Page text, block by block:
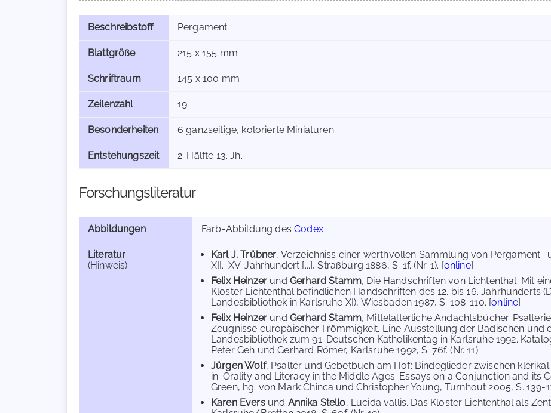
Beschreibstoff Pergament
Blattgröße 215 x 155 mm
Schriftraum 145 x 100 mm
Zeilenzahl 19
Besonderheiten 6 ganzseitige, kolorierte Miniaturen
Entstehungszeit 2. Hälfte 13. Jh.
Forschungsliteratur
Abbildungen Farb-Abbildung desCodex
Literatur
(Hinweis)
Karl J. Trübner, Verzeichniss einer werthvollen Sammlung von Pergament-
XII.-XV. Jahrhundert [...], Straßburg 1886, S. 1f. (Nr. 1). [online]
Felix Heinzer und Gerhard Stamm, Die Handschriften von Lichtenthal. Mit
Kloster Lichtenthal befindlichen Handschriften des 12. bis 16. Jahrhunderts
Landesbibliothek in Karlsruhe XI), Wiesbaden 1987, S. 108-110. [online]
Felix Heinzer und Gerhard Stamm, Mittelalterliche Andachtsbücher.
Zeugnisse europäischer Frömmigkeit. Eine Ausstellung der Badischen und
Landesbibliothek zum 91. Deutschen Katholikentag in Karlsruhe 1992.
Peter Geh und Gerhard Römer, Karlsruhe 1992, S. 76f. (Nr. 11).
Jürgen Wolf, Psalter und Gebetbuch am Hof: Bindeglieder zwischen
in: Orality and Literacy in the Middle Ages. Essays on a Conjunction and its
Green, hg. von Mark Chinca und Christopher Young, Turnhout 2005, S. 139-
Karen Eversund Annika Stello, Lucida vallis. Das Kloster Lichtenthal als